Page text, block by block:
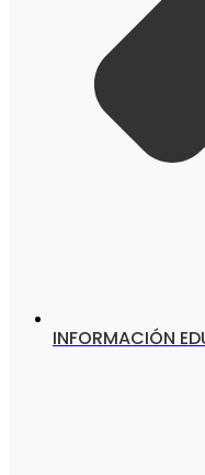
INFORMACIÓN